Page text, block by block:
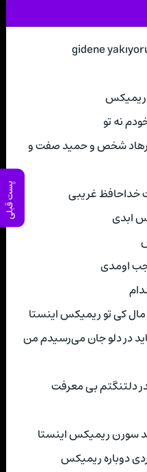
پست قبلی
ریمیکس
نه تو
شخص و حمید صفت و
خداحافظ غریبی
ابدی
اومدی
کی تو ریمیکس اینستا
در دلو جان می‌رسیدم من
دلتنگتم بی معرفت
سورن ریمیکس اینستا
دوباره ریمیکس